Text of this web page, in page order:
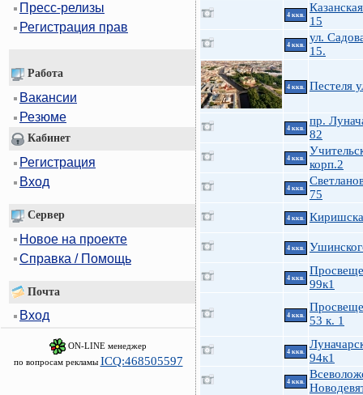
Пресс-релизы
Регистрация прав
Работа
Вакансии
Резюме
Кабинет
Регистрация
Вход
Сервер
Новое на проекте
Справка / Помощь
Почта
Вход
ON-LINE менеджер
по вопросам рекламы ICQ:468505597
4 ккв.
15
4 ккв.
ул.
15.
4 ккв. Пестеля
4 ккв.
пр.
82
4 ккв.
корп.2
4 ккв.
75
4 ккв.
4 ккв.
4 ккв.
99к1
4 ккв.
53 к. 1
4 ккв.
94к1
4 ккв.